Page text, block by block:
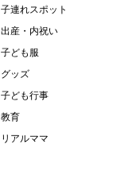
子連れスポット
出産・内祝い
子ども服
グッズ
子ども行事
教育
リアルママ